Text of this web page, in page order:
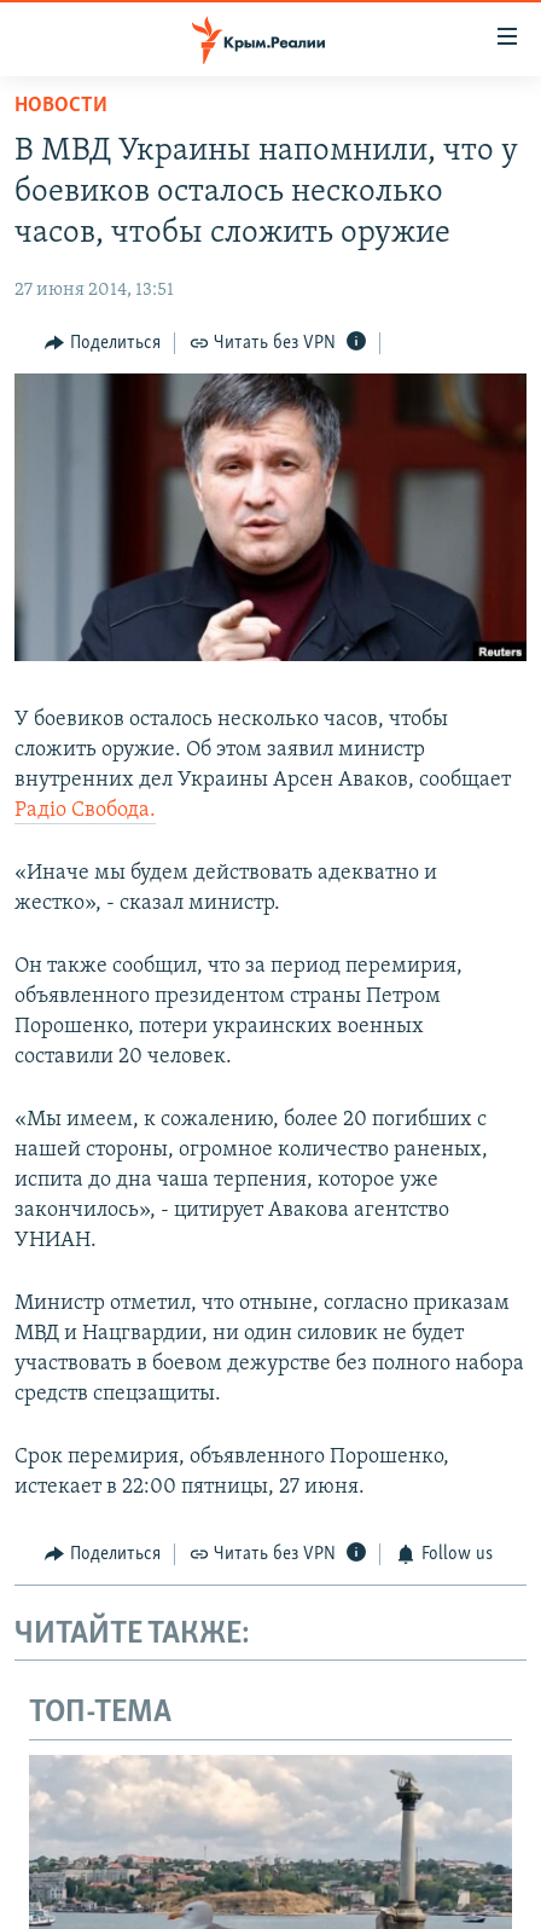
Вернуться
основному
содержанию
главной
Вернутся
СПЕЦПРОЕКТЫ
11 ЛЕТ ОККУПАЦИИ КРЫМА. 11 ИСТОРИЙ СОПРОТИВЛЕНИЯ
ЕЩЕ
ИНТЕРАКТИВ
ТЕЛЕПРОЕКТ КРЫМ.РЕАЛИИ
СОВЕТЫ ПРАВОЗАЩИТНИКОВ
ПРОПАВШИЕ БЕЗ ВЕСТИ
ПОБЕДИТЕЛЕЙ НЕ СУДЯТ?
КРЫМ.НЕПОКОРЕННЫЙ
ELIFBE
РАДІО СВОБОДА
КАК ОБОЙТИ БЛОКИРОВКУ
Все сайты RFE/RL
НОВОСТИ
В МВД Украины напомнили, что у
боевиков осталось несколько
часов, чтобы сложить оружие
27 июня 2014, 13:51
Поделиться Читать без VPN
У боевиков осталось несколько часов, чтобы
сложить оружие. Об этом заявил министр
внутренних дел Украины Арсен Аваков, сообщает
Радiо Свобода.
«Иначе мы будем действовать адекватно и
жестко», - сказал министр.
Он также сообщил, что за период перемирия,
объявленного президентом страны Петром
Порошенко, потери украинских военных
составили 20 человек.
«Мы имеем, к сожалению, более 20 погибших с
нашей стороны, огромное количество раненых,
испита до дна чаша терпения, которое уже
закончилось», - цитирует Авакова агентство
УНИАН.
Министр отметил, что отныне, согласно приказам
МВД и Нацгвардии, ни один силовик не будет
участвовать в боевом дежурстве без полного набора
средств спецзащиты.
Срок перемирия, объявленного Порошенко,
истекает в 22:00 пятницы, 27 июня.
Поделиться Читать без VPN Follow us
ЧИТАЙТЕ ТАКЖЕ:
ТОП-ТЕМА